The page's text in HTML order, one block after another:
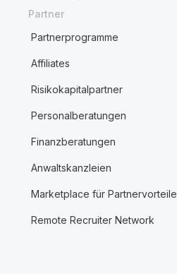
Partner
Partnerprogramme
Affiliates
Risikokapitalpartner
Personalberatungen
Finanzberatungen
Anwaltskanzleien
Marketplace für Partnervorteile
Remote Recruiter Network